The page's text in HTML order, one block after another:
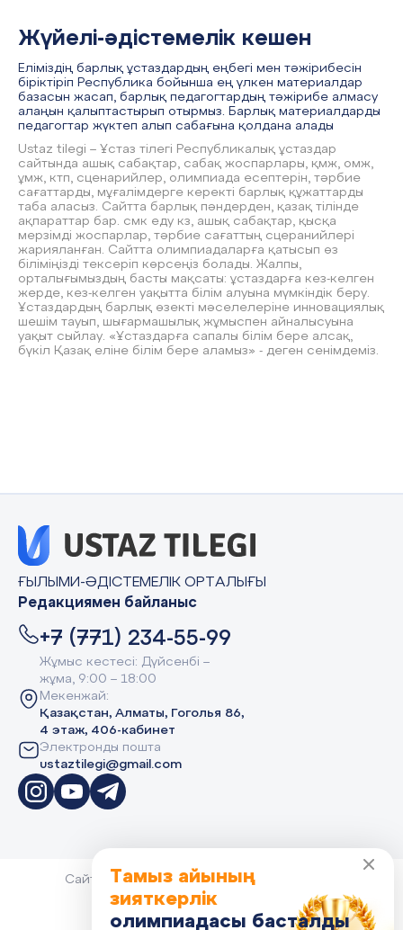
Тамыз айының
зияткерлік
олимпиадасы басталды
Жүйелі-әдістемелік кешен
Еліміздің барлық ұстаздардың еңбегі мен тәжірибесін
біріктіріп Республика бойынша ең үлкен материалдар
базасын жасап, барлық педагогтардың тәжірибе алмасу
алаңын қалыптастырып отырмыз. Барлық материалдарды
педагогтар жүктеп алып сабағына қолдана алады
Ustaz tilegi – Ұстаз тілегі Республикалық ұстаздар
сайтында ашық сабақтар, сабақ жоспарлары, қмж, омж,
ұмж, ктп, сценарийлер, олимпиада есептерін, тәрбие
сағаттарды, мұғалімдерге керекті барлық құжаттарды
таба аласыз. Сайтта барлық пәндерден, қазақ тілінде
ақпараттар бар. смк еду кз, ашық сабақтар, қысқа
мерзімді жоспарлар, тәрбие сағаттың сцеранийлері
жарияланған. Сайтта олимпиадаларға қатысып өз
біліміңізді тексеріп көрсеңіз болады. Жалпы,
орталығымыздың басты мақсаты: ұстаздарға кез-келген
жерде, кез-келген уақытта білім алуына мүмкіндік беру.
Ұстаздардың барлық өзекті мәселелеріне инновациялық
шешім тауып, шығармашылық жұмыспен айналысуына
уақыт сыйлау. «Ұстаздарға сапалы білім бере алсақ,
бүкіл Қазақ еліне білім бере аламыз» - деген сенімдеміз.
ҒЫЛЫМИ-ӘДІСТЕМЕЛІК ОРТАЛЫҒЫ
Редакциямен байланыс
+7 (771) 234-55-99
Жұмыс кестесі: Дүйсенбі –
жұма, 9:00 – 18:00
Мекенжай:
Қазақстан, Алматы, Гоголья 86,
4 этаж, 406-кабинет
Электронды пошта
ustaztilegi@gmail.com
Сайт Peaksoft веб-студиясында жасалған -
Peaksoft.kz
Политика конфиденциальности
Сведения об организации